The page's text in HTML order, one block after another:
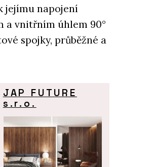
jejímu napojení
a vnitřním úhlem 90°
spojky, průběžné a
JAP FUTURE
s.r.o.